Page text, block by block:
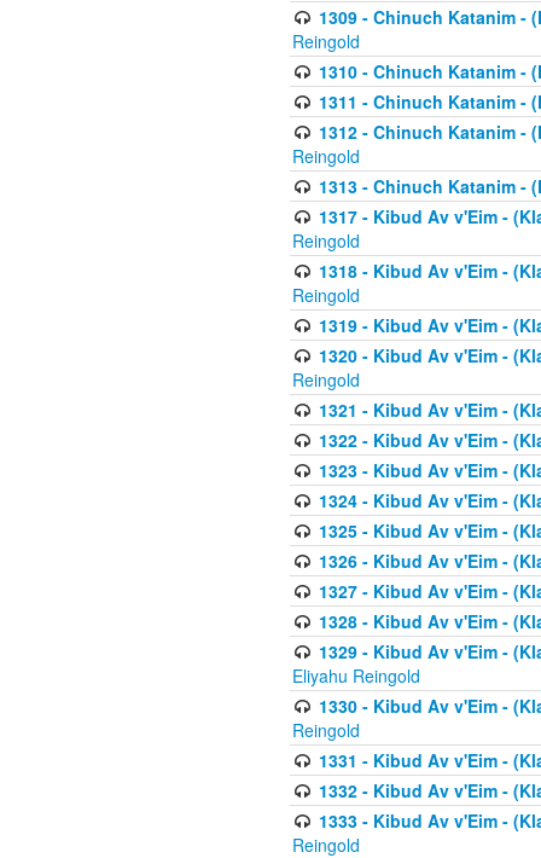
1309 - Chinuch Katanim -
Reingold
1310 - Chinuch Katanim -
1311 - Chinuch Katanim -
1312 - Chinuch Katanim -
Reingold
1313 - Chinuch Katanim -
1317 - Kibud Av v'Eim -
Reingold
1318 - Kibud Av v'Eim -
Reingold
1319 - Kibud Av v'Eim -
1320 - Kibud Av v'Eim -
Reingold
1321 - Kibud Av v'Eim -
1322 - Kibud Av v'Eim -
1323 - Kibud Av v'Eim -
1324 - Kibud Av v'Eim -
1325 - Kibud Av v'Eim -
1326 - Kibud Av v'Eim -
1327 - Kibud Av v'Eim -
1328 - Kibud Av v'Eim -
1329 - Kibud Av v'Eim -
Eliyahu Reingold
1330 - Kibud Av v'Eim -
Reingold
1331 - Kibud Av v'Eim -
1332 - Kibud Av v'Eim -
1333 - Kibud Av v'Eim -
Reingold